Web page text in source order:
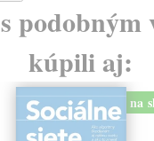
podobným
kúpili aj:
na